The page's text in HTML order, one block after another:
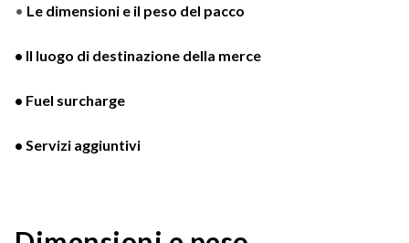
• Le dimensioni e il peso del pacco
• Il luogo di destinazione della merce
• Fuel surcharge
• Servizi aggiuntivi